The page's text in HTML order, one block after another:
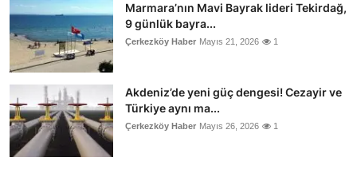
Marmara’nın Mavi Bayrak lideri Tekirdağ,
9 günlük bayra...
Çerkezköy Haber Mayıs 21, 2026 1
Akdeniz’de yeni güç dengesi! Cezayir ve
Türkiye aynı ma...
Çerkezköy Haber Mayıs 26, 2026 1